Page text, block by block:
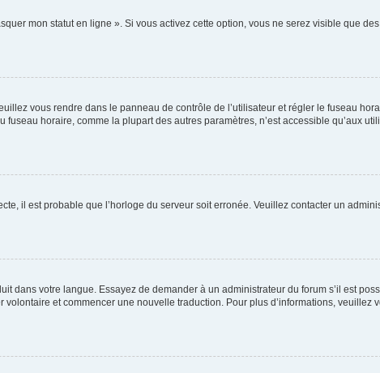
mon statut en ligne ». Si vous activez cette option, vous ne serez visible que
vous rendre dans le panneau de contrôle de l’utilisateur et régler le fuseau
horaire, comme la plupart des autres paramètres, n’est accessible qu’aux
il est probable que l’horloge du serveur soit erronée. Veuillez contacter un
dans votre langue. Essayez de demander à un administrateur du forum s’il est
et commencer une nouvelle traduction. Pour plus d’informations, veuillez